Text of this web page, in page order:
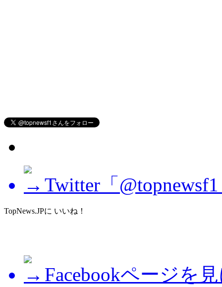
Twitter「
TopNews.JPに いいね！
Facebookページを